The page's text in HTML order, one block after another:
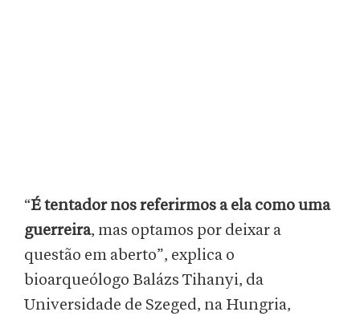
“É tentador nos referirmos a ela como uma
guerreira, mas optamos por deixar a
questão em aberto”, explica o
bioarqueólogo Balázs Tihanyi, da
Universidade de Szeged, na Hungria,